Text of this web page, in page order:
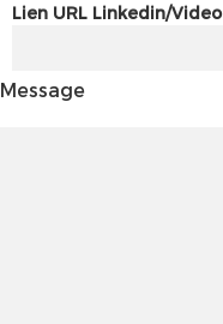
Lien URL Linkedin/Video
Message